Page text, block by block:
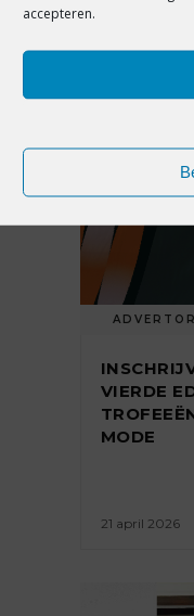
accepteren.
VIERDE
MODE
21 april 2026